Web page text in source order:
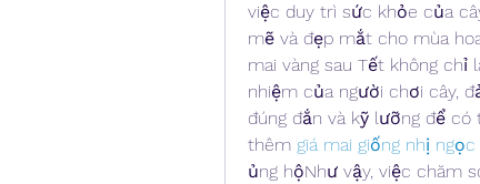
việc duy trì sức khỏe của
mẽ và đẹp mắt cho mùa
mai vàng sau Tết không
nhiệm của người chơi cây,
đúng đắn và kỹ lưỡng để
thêm giá mai giống nhị
ủng hộNhư vậy, việc chăm